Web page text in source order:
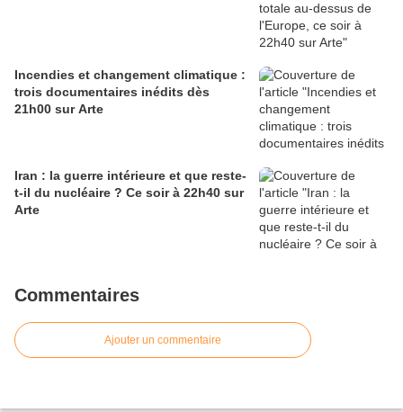
Incendies et changement climatique :
trois documentaires inédits dès
21h00 sur Arte
Iran : la guerre intérieure et que reste-
t-il du nucléaire ? Ce soir à 22h40 sur
Arte
Commentaires
Ajouter un commentaire